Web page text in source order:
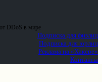
DDoS в мире
Подписка для физлиц
Подписка для юрлиц
Реклама на «Хакере»
Контакты